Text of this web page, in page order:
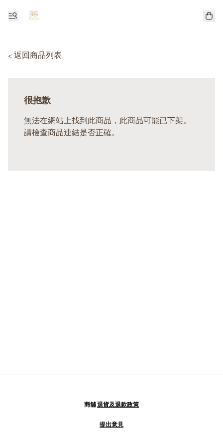
< 返回商品列表
很抱歉
無法在網站上找到此商品，此商品可能已下架。
請檢查商品連結是否正確。
商舖退貨及退款政策
提出意見